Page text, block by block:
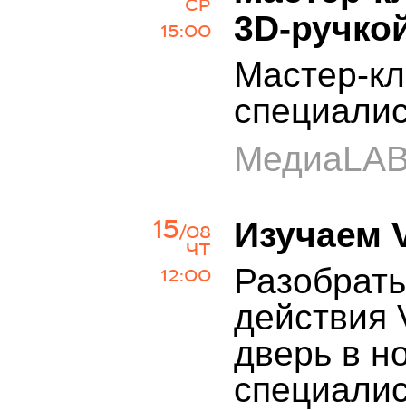
СР
15:00
3D-
Мастер-
15/08
ЧТ
12:00
Изучаем
действия
дверь в